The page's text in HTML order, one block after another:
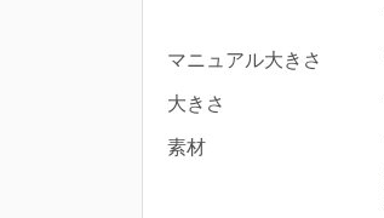
マニュアル大きさ
大きさ
素材